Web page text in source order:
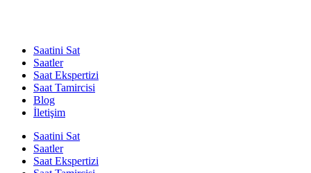
Saatini Sat
Saatler
Saat Ekspertizi
Saat Tamircisi
Blog
İletişim
Saatini Sat
Saatler
Saat Ekspertizi